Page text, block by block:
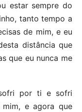
estar sempre do
tanto tempo a
de mim, e eu
distância que
que eu nunca me
por ti e sofri
e agora que